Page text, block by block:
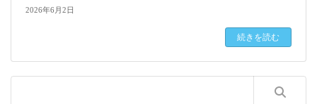
2026年6月2日
続きを読む